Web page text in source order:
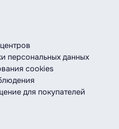
персональных данных
cookies
для покупателей